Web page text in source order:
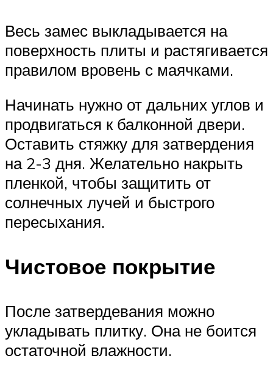
Весь замес выкладывается на
поверхность плиты и растягивается
правилом вровень с маячками.
Начинать нужно от дальних углов и
продвигаться к балконной двери.
Оставить стяжку для затвердения
на 2-3 дня. Желательно накрыть
пленкой, чтобы защитить от
солнечных лучей и быстрого
пересыхания.
Чистовое покрытие
После затвердевания можно
укладывать плитку. Она не боится
остаточной влажности.